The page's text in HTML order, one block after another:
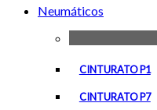
Neumáticos
CINTURATO P1
CINTURATO P7